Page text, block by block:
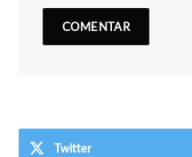
Twitter